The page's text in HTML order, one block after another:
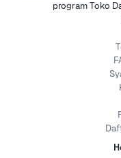
program Toko